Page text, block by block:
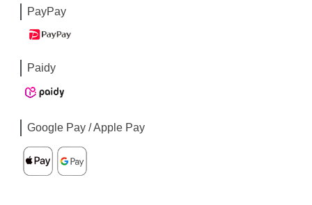
PayPay
Paidy
Google Pay / Apple Pay